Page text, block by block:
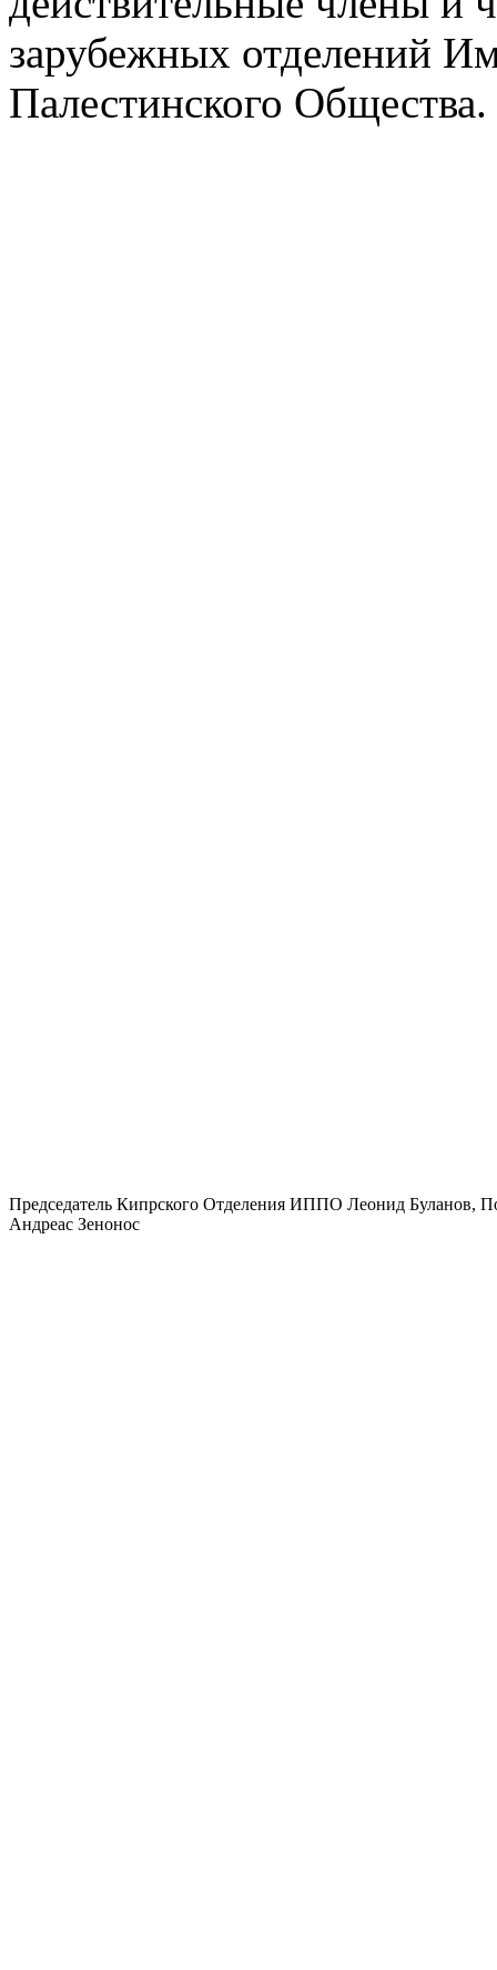
зарубежных отделений
Палестинского Общества.
Председатель Кипрского Отделения ИППО Леонид Буланов,
Андреас Зенонос